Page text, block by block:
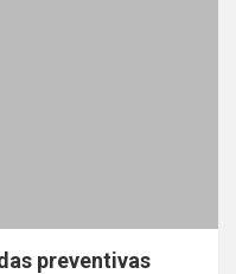
preventivas